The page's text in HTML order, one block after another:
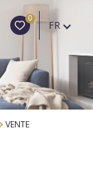
0
FR
VENTE